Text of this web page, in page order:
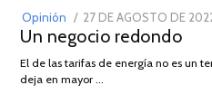
Opinión
POSTED
ON
27 DE AGOSTO DE
Un negocio redondo
El de las tarifas de energía no es un
deja en mayor …